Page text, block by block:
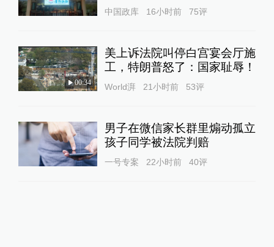
中国政库 16小时前 75评
00:34
美上诉法院叫停白宫宴会厅施
工，特朗普怒了：国家耻辱！
World湃 21小时前 53评
男子在微信家长群里煽动孤立
孩子同学被法院判赔
一号专案 22小时前 40评